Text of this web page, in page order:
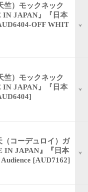
竺）モックネック
IN JAPAN』『日本
OFF WHIT
竺）モックネック
IN JAPAN』『日本
コーデュロイ）ガ
IN JAPAN』『日本
[AUD7162]